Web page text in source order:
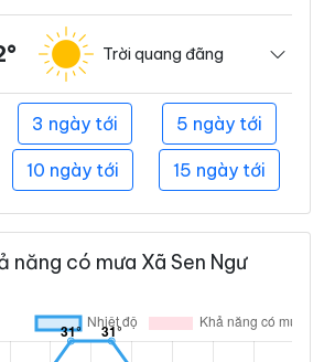
Trời quang đãng
3 ngày tới 5 ngày tới
10 ngày tới 15 ngày tới
năng có mưa Xã Sen Ngư